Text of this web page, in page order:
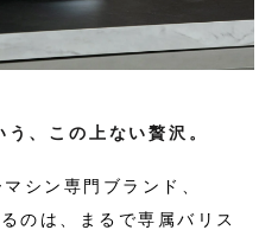
う、この上ない贅沢。
シン専門ブランド、
のは、まるで専属バリス